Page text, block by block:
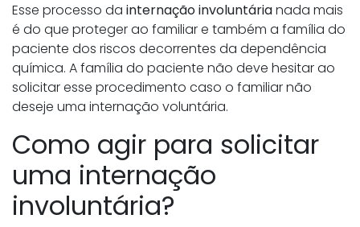
Esse processo da internação involuntárianada mais
é do que proteger ao familiar e também a família do
paciente dos riscos decorrentes da dependência
química. A família do paciente não deve hesitar ao
solicitar esse procedimento caso o familiar não
deseje uma internação voluntária.
Como agir para solicitar
uma internação
involuntária?